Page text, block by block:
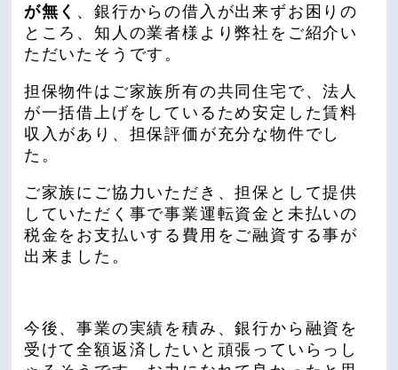
が無く 、銀行からの借入が出来ずお困りの
ところ、知人の業者様より弊社をご紹介い
ただいたそうです。
担保物件はご家族所有の共同住宅で、法人
が一括借上げをしているため安定した賃料
収入があり、担保評価が充分な物件でし
た。
ご家族にご協力いただき、担保として提供
していただく事で事業運転資金と未払いの
税金をお支払いする費用をご融資する事が
出来ました。
今後、事業の実績を積み、銀行から融資を
受けて全額返済したいと頑張っていらっし